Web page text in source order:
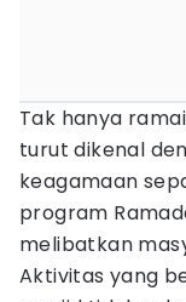
Tak hanya
turut dikenal
keagamaan
program
melibatkan
Aktivitas yang